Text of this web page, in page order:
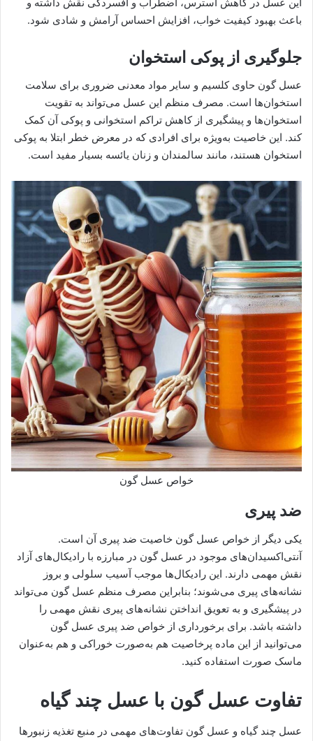
باعث بهبود کیفیت خواب، افزایش احساس آرامش و شادی شود.
جلوگیری از پوکی استخوان
عسل گون حاوی کلسیم و سایر مواد معدنی ضروری برای سلامت
استخوان‌ها است. مصرف منظم این عسل می‌تواند به تقویت
استخوان‌ها و پیشگیری از کاهش تراکم استخوانی و پوکی آن کمک
کند. این خاصیت به‌ویژه برای افرادی که در معرض خطر ابتلا به پوکی
استخوان هستند، مانند سالمندان و زنان یائسه بسیار مفید است.
خواص عسل گون
ضد پیری
یکی دیگر از خواص عسل گون خاصیت ضد پیری آن است.
آنتی‌اکسیدان‌های موجود در عسل گون در مبارزه با رادیکال‌های آزاد
نقش مهمی دارند. این رادیکال‌ها موجب آسیب سلولی و بروز
نشانه‌های پیری می‌شوند؛ بنابراین مصرف منظم عسل گون می‌تواند
در پیشگیری و به تعویق انداختن نشانه‌های پیری نقش مهمی را
داشته باشد. برای برخورداری از خواص ضد پیری عسل گون
می‌توانید از این ماده پرخاصیت هم به‌صورت خوراکی و هم به‌عنوان
ماسک صورت استفاده کنید.
تفاوت عسل گون با عسل چند گیاه
عسل چند گیاه و عسل گون تفاوت‌های مهمی در منبع تغذیه زنبورها